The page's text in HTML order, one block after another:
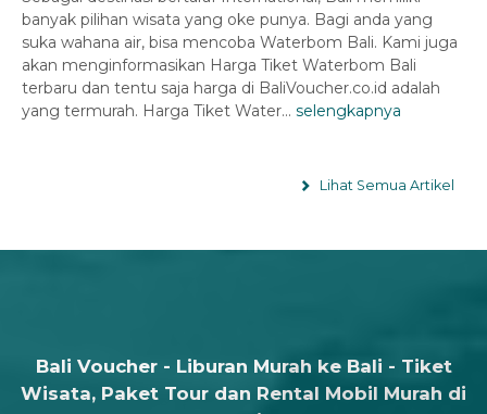
banyak pilihan wisata yang oke punya. Bagi anda yang
suka wahana air, bisa mencoba Waterbom Bali. Kami juga
akan menginformasikan Harga Tiket Waterbom Bali
terbaru dan tentu saja harga di BaliVoucher.co.id adalah
yang termurah. Harga Tiket Water... selengkapnya
Lihat Semua Artikel
Bali Voucher - Liburan Murah ke Bali - Tiket
Wisata, Paket Tour dan Rental Mobil Murah di